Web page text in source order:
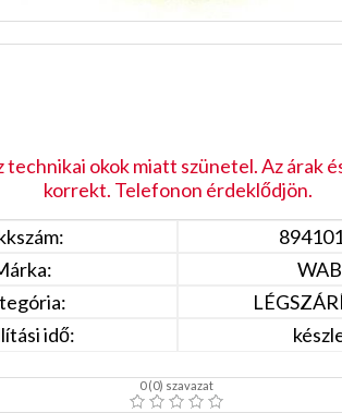
technikai okok miatt szünetel. Az árak
korrekt. Telefonon érdeklődjön.
idő:
0(0) szavazat